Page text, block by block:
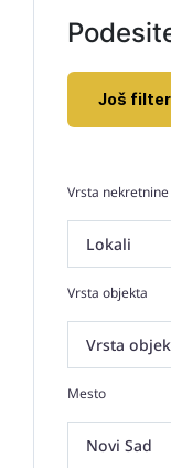
Još
Vrsta nekretnine
Vrsta objekta
Mesto